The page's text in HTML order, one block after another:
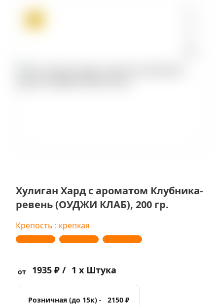
Хулиган Хард с ароматом Клубника-
ревень (ОУДЖИ КЛАБ), 200 гр.
Крепость : крепкая
от 1935 ₽ / 1 x Штука
Розничная (до 15к) -
2150 ₽